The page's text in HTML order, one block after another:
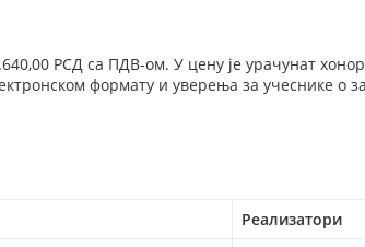
РСД са ПДВ-ом. У цену је урачунат
формату и уверења за учеснике о
Реализатори